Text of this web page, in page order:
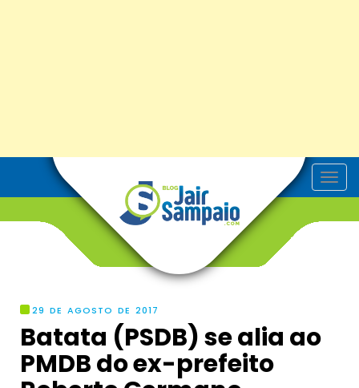
T
o
29 DE AGOSTO DE 2017
Batata (PSDB) se alia ao
PMDB do ex-prefeito